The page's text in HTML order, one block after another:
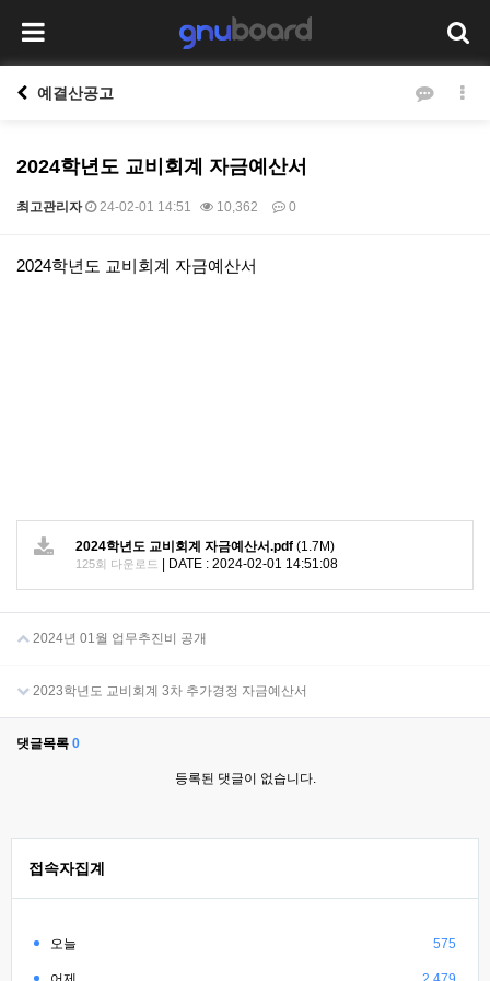
예결산공고
2024학년도 교비회계 자금예산서
최고관리자 24-02-01 14:51 10,362 0
본문
2024학년도 교비회계 자금예산서
2024학년도 교비회계 자금예산서.pdf (1.7M)
125회 다운로드 DATE : 2024-02-01 14:51:08
2024년 01월 업무추진비 공개
2023학년도 교비회계 3차 추가경정 자금예산서
댓글목록 0
등록된 댓글이 없습니다.
접속자집계
오늘 575